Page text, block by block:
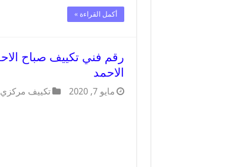
أكمل القراءة »
الاحمد
مايو 7, 2020 تكييف مركزي